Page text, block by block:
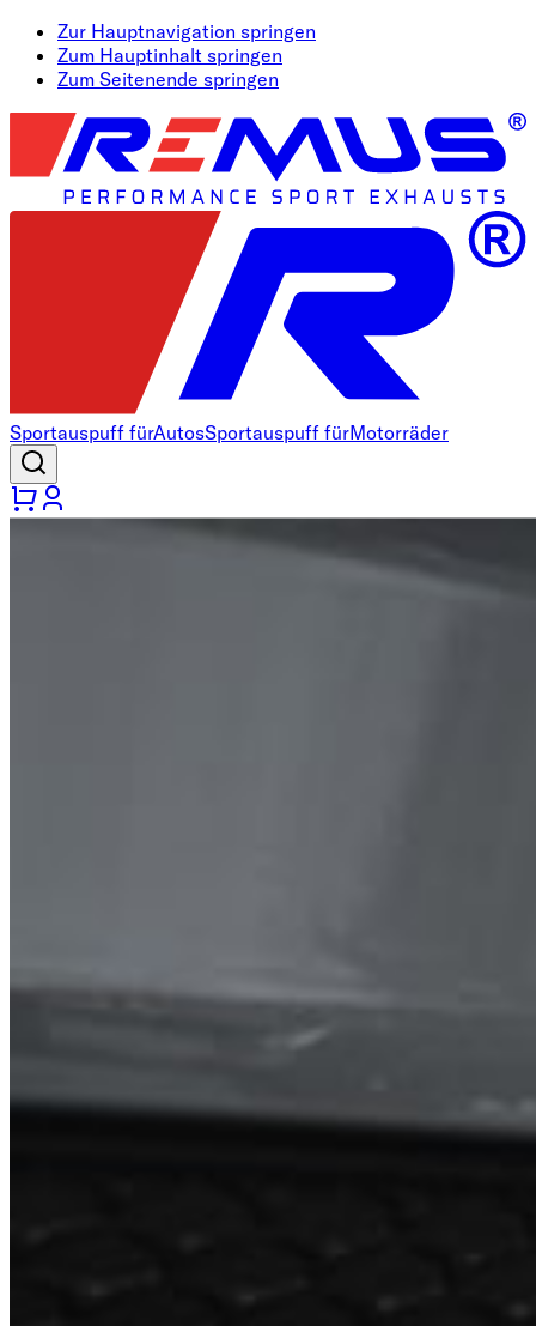
Zur Hauptnavigation springen
Zum Hauptinhalt springen
Zum Seitenende springen
Sportauspuff fürAutosSportauspuff fürMotorräder